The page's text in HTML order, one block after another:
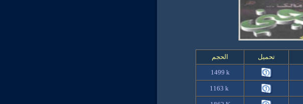
الحجم تحميل
1499 k
1163 k